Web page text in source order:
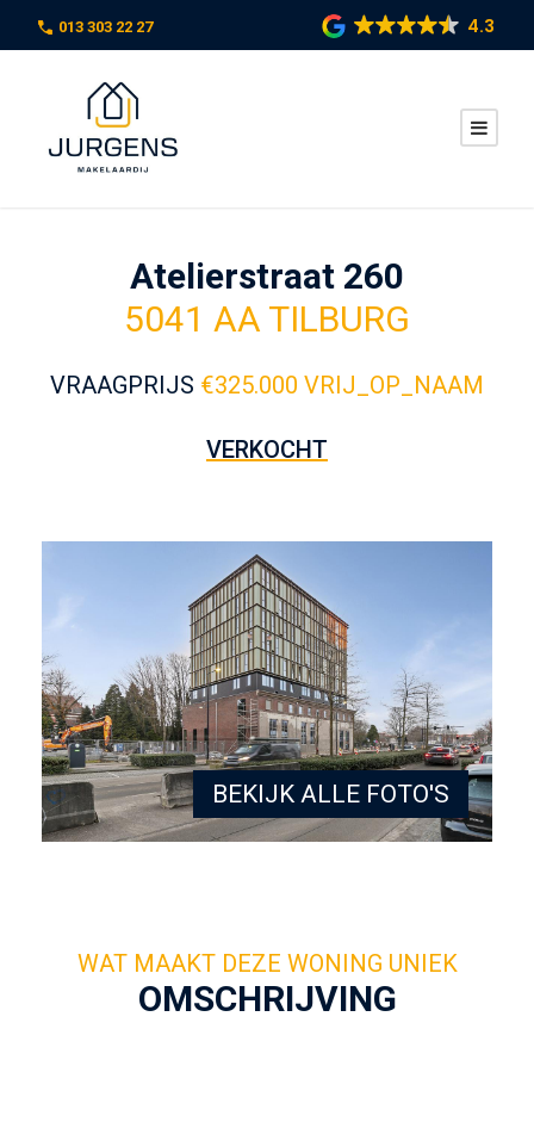
013 303 22 27 4.3
Atelierstraat 260
5041 AA TILBURG
VRAAGPRIJS €325.000 VRIJ_OP_NAAM
VERKOCHT
BEKIJK ALLE FOTO'S
OMSCHRIJVING